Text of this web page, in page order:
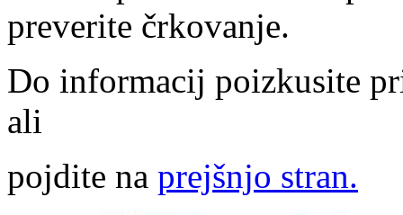
preverite črkovanje.
Do informacij poizkusite
ali
pojdite na prejšnjo stran.